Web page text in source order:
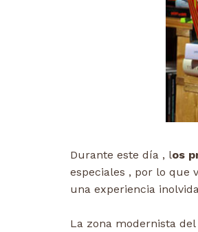
Durante este día , los
especiales , por lo que
una experiencia
La zona modernista del